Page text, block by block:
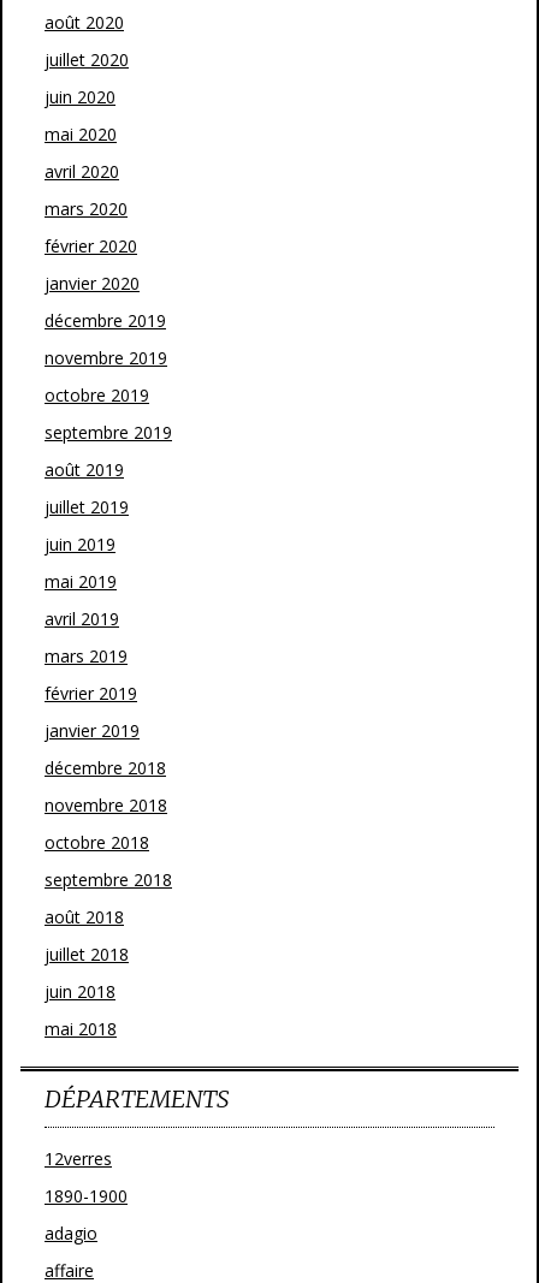
août 2020
juillet 2020
juin 2020
mai 2020
avril 2020
mars 2020
février 2020
janvier 2020
décembre 2019
novembre 2019
octobre 2019
septembre 2019
août 2019
juillet 2019
juin 2019
mai 2019
avril 2019
mars 2019
février 2019
janvier 2019
décembre 2018
novembre 2018
octobre 2018
septembre 2018
août 2018
juillet 2018
juin 2018
mai 2018
DÉPARTEMENTS
12verres
1890-1900
adagio
affaire